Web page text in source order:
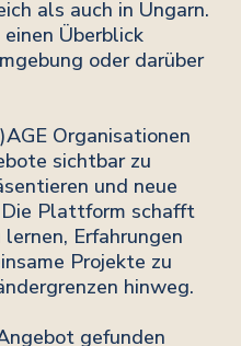
als auch in Ungarn.
Überblick
oder darüber
Organisationen
sichtbar zu
und neue
Die Plattform schafft
Erfahrungen
Projekte zu
hinweg.
gefunden